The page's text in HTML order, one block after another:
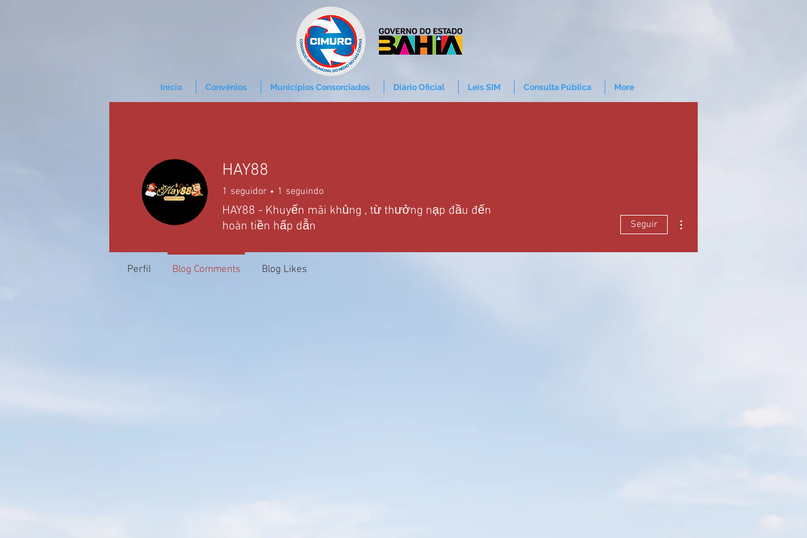
Início Convênios Municípios Consorciados Diário Oficial Leis SIM Consulta Pública More
HAY88
1 seguidor 1 seguindo
HAY88 - Khuyến mãi khủng , từ thưởng nạp đầu đến
hoàn tiền hấp dẫn
Seguir
Perfil Blog Comments Blog Likes